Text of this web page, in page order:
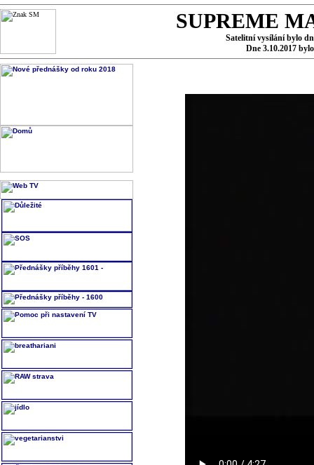
SUPREME
Satelitní vysílání bylo
Dne 3.10.2017